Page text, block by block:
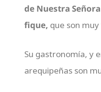
de Nuestra
fique, que son
Su gastronomía, y
arequipeñas son